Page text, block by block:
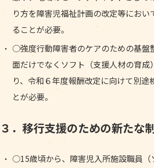
り方を障害児福祉計画の改定等におい
ることが必要。
○強度行動障害者のケアのための基盤
面だけでなくソフト（支援人材の育成
り、令和６年度報酬改定に向けて別途
とが必要。
３．移行支援のための新たな
○15歳頃から、障害児入所施設職員（